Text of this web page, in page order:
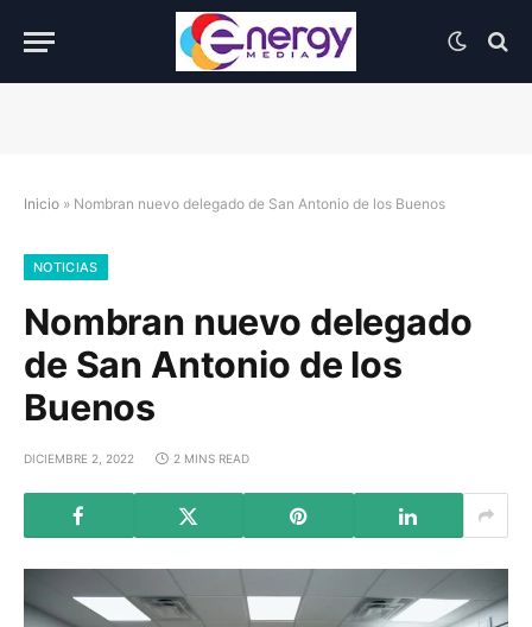
Inicio » Nombran nuevo delegado de San Antonio de los Buenos
NOTICIAS
Nombran nuevo delegado
de San Antonio de los
Buenos
DICIEMBRE 2, 2022 2 MINS READ